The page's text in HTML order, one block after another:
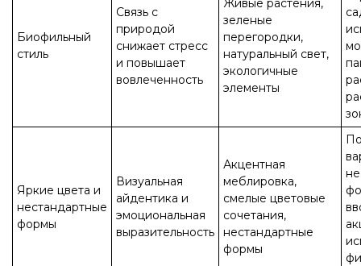
Биофильный
стиль
Связь с
природой
снижает стресс
и повышает
вовлеченность
Живые растения,
зеленые
перегородки,
натуральный свет,
экологичные
элементы
Яркие цвета и
нестандартные
формы
Визуальная
айдентика и
эмоциональная
выразительность
Акцентная
меблировка,
смелые цветовые
сочетания,
нестандартные
формы